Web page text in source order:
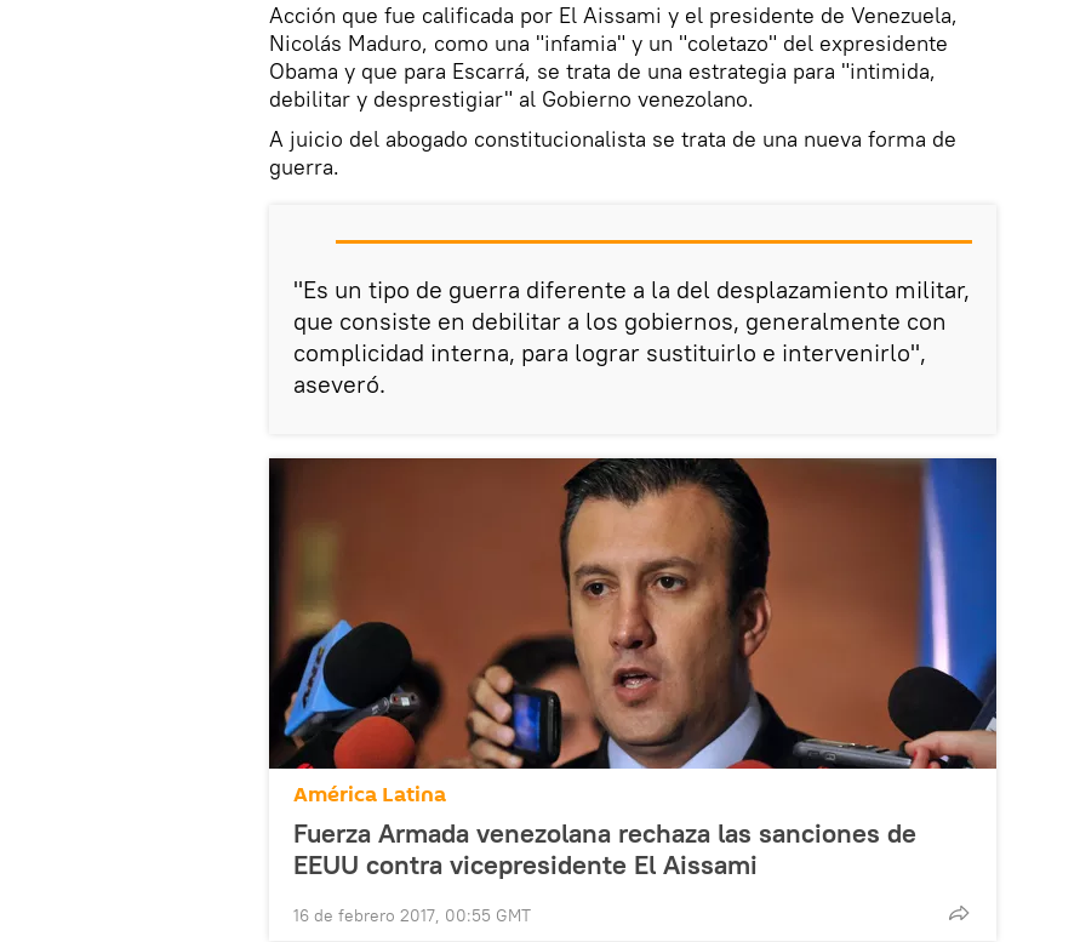
Acción que fue calificada por El Aissami y el presidente de Venezuela,
Nicolás Maduro, como una "infamia" y un "coletazo" del expresidente
Obama y que para Escarrá, se trata de una estrategia para "intimida,
debilitar y desprestigiar" al Gobierno venezolano.
A juicio del abogado constitucionalista se trata de una nueva forma de
guerra.
"Es un tipo de guerra diferente a la del desplazamiento militar,
que consiste en debilitar a los gobiernos, generalmente con
complicidad interna, para lograr sustituirlo e intervenirlo",
aseveró.
América Latina
Fuerza Armada venezolana rechaza las sanciones de
EEUU contra vicepresidente El Aissami
16 de febrero 2017, 00:55 GMT